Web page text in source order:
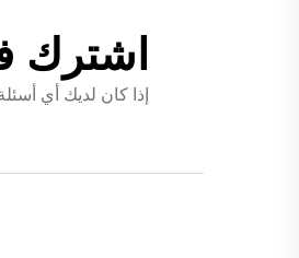
اشترك
إذا كان لديك أي